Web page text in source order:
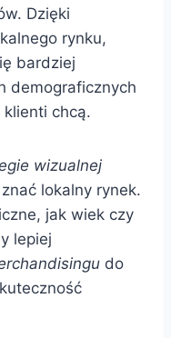
Dzięki
rynku,
bardziej
demograficznych
chcą.
wizualnej
lokalny rynek.
jak wiek czy
lepiej
do